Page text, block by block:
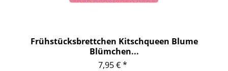
Frühstücksbrettchen Kitschqueen Blume
Blümchen...
7,95 € *